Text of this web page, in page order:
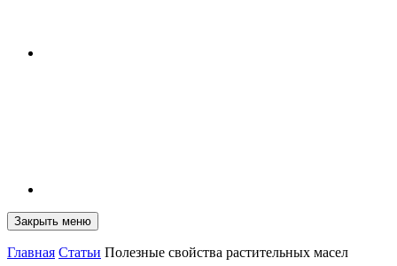
Закрыть меню
Главная Статьи Полезные свойства растительных масел